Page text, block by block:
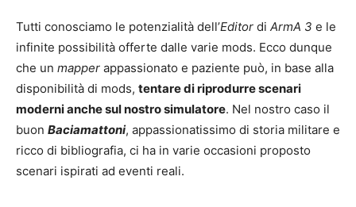
Tutti conosciamo le potenzialità dell’Editor di ArmA 3 e le
infinite possibilità offerte dalle varie mods. Ecco dunque
che un mapper appassionato e paziente può, in base alla
disponibilità di mods, tentare di riprodurre scenari
moderni anche sul nostro simulatore. Nel nostro caso il
buon Baciamattoni, appassionatissimo di storia militare e
ricco di bibliografia, ci ha in varie occasioni proposto
scenari ispirati ad eventi reali.